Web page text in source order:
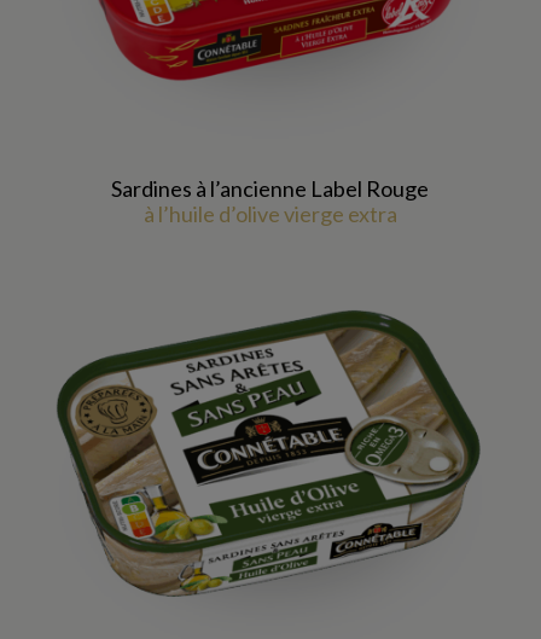
Sardines à l’ancienne Label Rouge
à l’huile d’olive vierge extra